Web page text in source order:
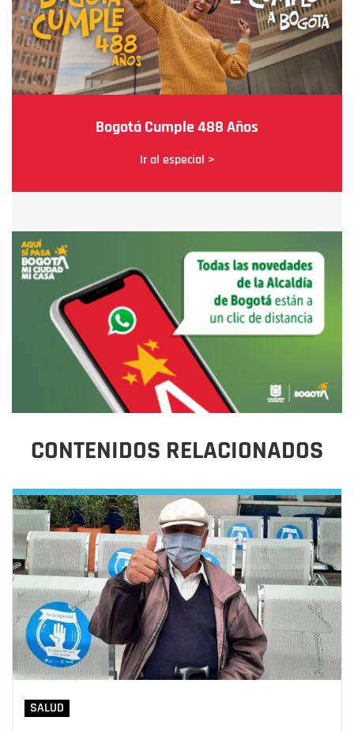
Bogotá Cumple 488 Años
Ir al especial >
CONTENIDOS RELACIONADOS
SALUD